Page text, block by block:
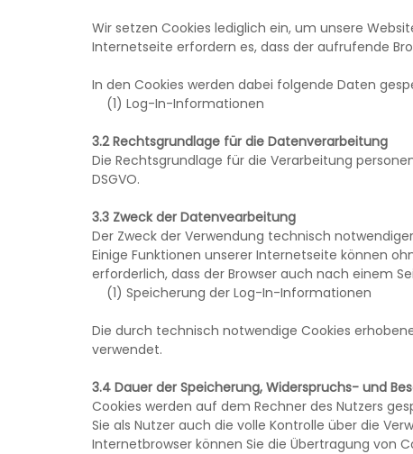
Wir setzen Cookies lediglich ein, um unsere
Internetseite erfordern es, dass der aufrufende
In den Cookies werden dabei folgende Daten
(1) Log-In-Informationen
3.2 Rechtsgrundlage für die Datenverarbeitung
Die Rechtsgrundlage für die Verarbeitung
DSGVO.
3.3 Zweck der Datenvearbeitung
Der Zweck der Verwendung technisch
Einige Funktionen unserer Internetseite können
erforderlich, dass der Browser auch nach einem
(1) Speicherung der Log-In-Informationen
Die durch technisch notwendige Cookies
verwendet.
3.4 Dauer der Speicherung, Widerspruchs- und
Cookies werden auf dem Rechner des Nutzers
Sie als Nutzer auch die volle Kontrolle über die
Internetbrowser können Sie die Übertragung von